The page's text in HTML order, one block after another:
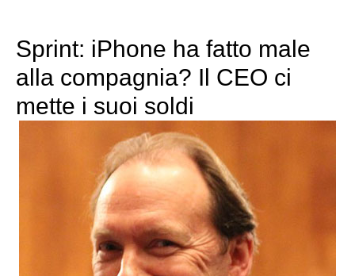
Sprint: iPhone ha fatto male
alla compagnia? Il CEO ci
mette i suoi soldi